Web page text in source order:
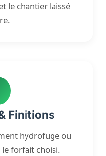
le chantier laissé
Finitions
hydrofuge ou
forfait choisi.